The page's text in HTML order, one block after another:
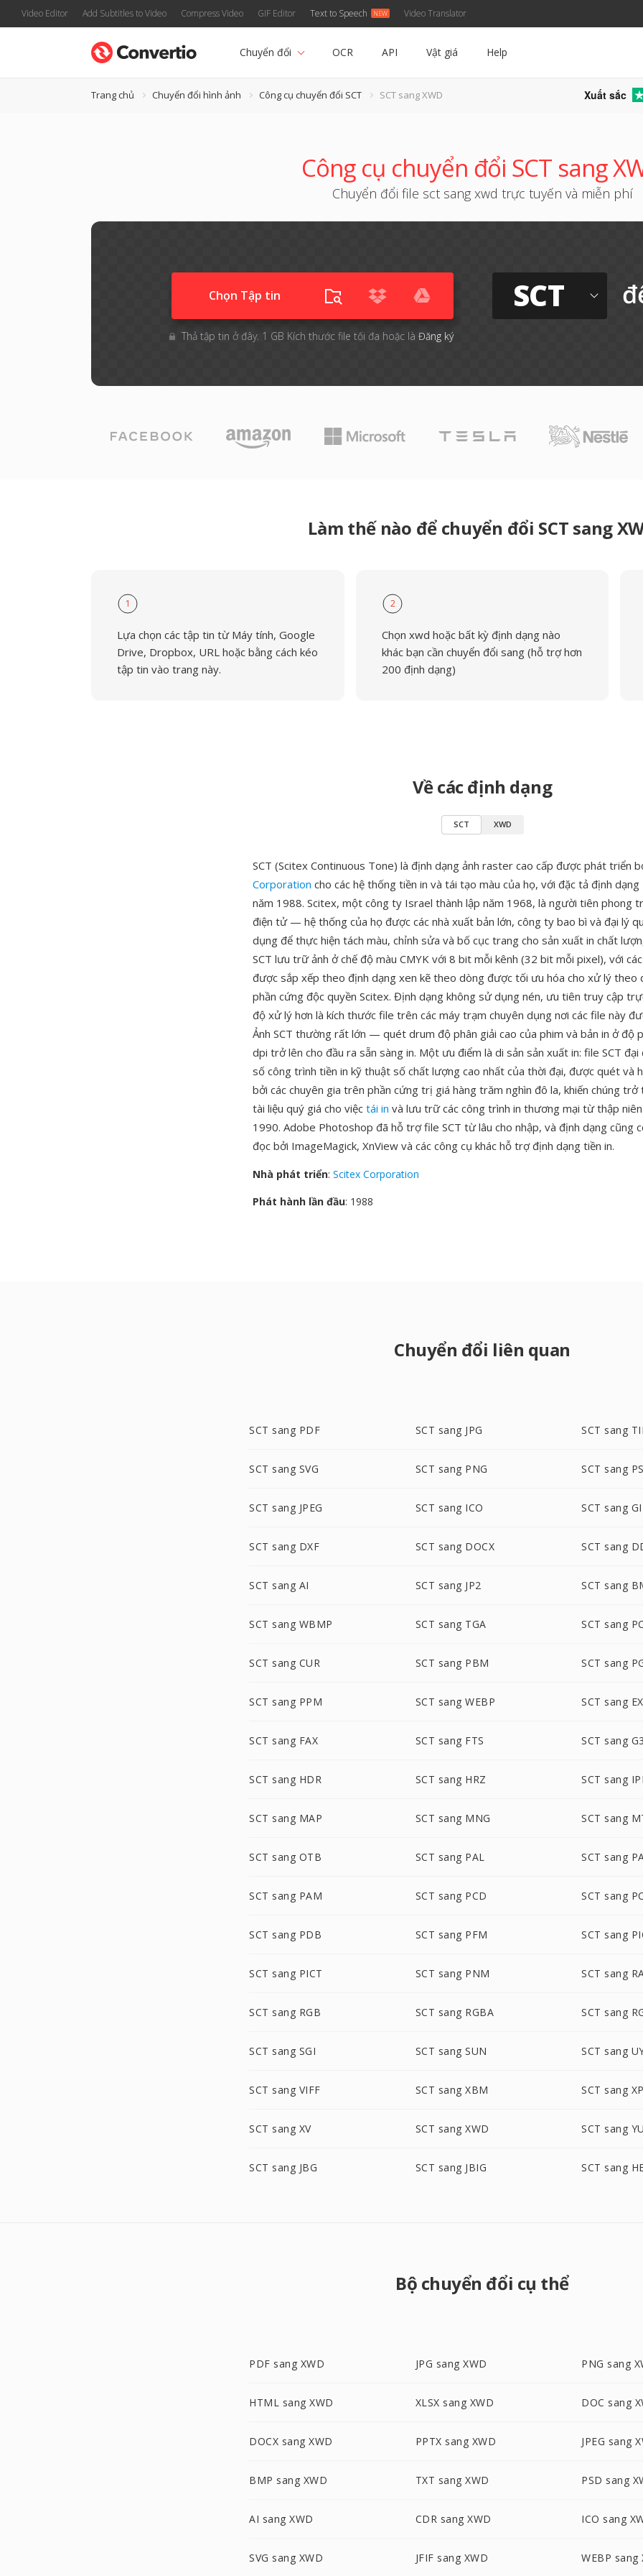
Video Editor Add Subtitles to Video Compress Video GIF Editor Text to Speech Video Translator
Chuyển đổi OCR API Vật giá Help
Trang chủ Chuyển đổi hình ảnh Công cụ chuyển đổi SCT SCT sang XWD Xuất sắc
Công cụ chuyển đổi SCT sang
Chuyển đổi file sct sang xwd trực tuyến và miễn phí
Chọn Tập tin
Thả tập tin ở đây. 1 GB Kích thước file tối đa hoặc là Đăng ký
SCT
Làm thế nào để chuyển đổi SCT sang
1
Lựa chọn các tập tin từ Máy tính, Google
Drive, Dropbox, URL hoặc bằng cách kéo
tập tin vào trang này.
2
Chọn xwd hoặc bất kỳ định dạng nào
khác bạn cần chuyển đổi sang (hỗ trợ hơn
200 định dạng)
Về các định dạng
SCT XWD
SCT (Scitex Continuous Tone) là định dạng ảnh raster cao cấp được phát triển
Corporation cho các hệ thống tiền in và tái tạo màu của họ, với đặc tả định
năm 1988. Scitex, một công ty Israel thành lập năm 1968, là người tiên phong
điện tử — hệ thống của họ được các nhà xuất bản lớn, công ty bao bì và đại lý
dụng để thực hiện tách màu, chỉnh sửa và bố cục trang cho sản xuất in chất
SCT lưu trữ ảnh ở chế độ màu CMYK với 8 bit mỗi kênh (32 bit mỗi pixel), với
được sắp xếp theo định dạng xen kẽ theo dòng được tối ưu hóa cho xử lý theo
phần cứng độc quyền Scitex. Định dạng không sử dụng nén, ưu tiên truy cập
độ xử lý hơn là kích thước file trên các máy trạm chuyên dụng nơi các file này
Ảnh SCT thường rất lớn — quét drum độ phân giải cao của phim và bản in ở độ
dpi trở lên cho đầu ra sẵn sàng in. Một ưu điểm là di sản sản xuất in: file SCT
số công trình tiền in kỹ thuật số chất lượng cao nhất của thời đại, được quét và
bởi các chuyên gia trên phần cứng trị giá hàng trăm nghìn đô la, khiến chúng trở
tài liệu quý giá cho việc tái in và lưu trữ các công trình in thương mại từ thập
1990. Adobe Photoshop đã hỗ trợ file SCT từ lâu cho nhập, và định dạng cũng
đọc bởi ImageMagick, XnView và các công cụ khác hỗ trợ định dạng tiền in.
Nhà phát triển: Scitex Corporation
Phát hành lần đầu: 1988
Chuyển đổi liên quan
SCT sang PDF SCT sang JPG SCT sang
SCT sang SVG SCT sang PNG SCT sang
SCT sang JPEG SCT sang ICO SCT sang
SCT sang DXF SCT sang DOCX SCT sang
SCT sang AI SCT sang JP2 SCT sang
SCT sang WBMP SCT sang TGA SCT sang
SCT sang CUR SCT sang PBM SCT sang
SCT sang PPM SCT sang WEBP SCT sang
SCT sang FAX SCT sang FTS SCT sang G3
SCT sang HDR SCT sang HRZ SCT sang
SCT sang MAP SCT sang MNG SCT sang
SCT sang OTB SCT sang PAL SCT sang
SCT sang PAM SCT sang PCD SCT sang
SCT sang PDB SCT sang PFM SCT sang
SCT sang PICT SCT sang PNM SCT sang
SCT sang RGB SCT sang RGBA SCT sang
SCT sang SGI SCT sang SUN SCT sang
SCT sang VIFF SCT sang XBM SCT sang
SCT sang XV SCT sang XWD SCT sang
SCT sang JBG SCT sang JBIG SCT sang
Bộ chuyển đổi cụ thể
PDF sang XWD JPG sang XWD PNG sang
HTML sang XWD XLSX sang XWD DOC sang
DOCX sang XWD PPTX sang XWD JPEG sang
BMP sang XWD TXT sang XWD PSD sang
AI sang XWD CDR sang XWD ICO sang
SVG sang XWD JFIF sang XWD WEBP sang